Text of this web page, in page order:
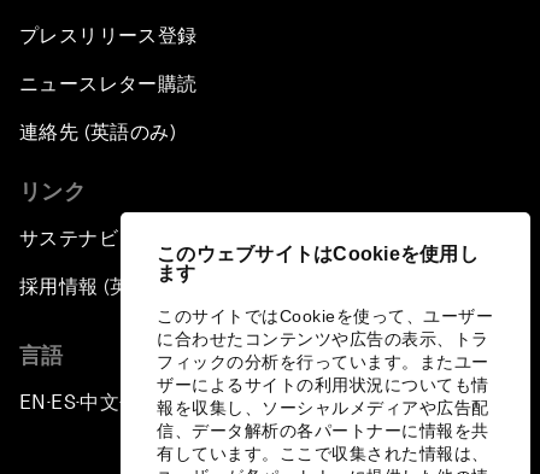
このウェブサイトはCookieを使用し
ます
このサイトではCookieを使って、ユーザー
に合わせたコンテンツや広告の表示、トラ
フィックの分析を行っています。またユー
ザーによるサイトの利用状況についても情
報を収集し、ソーシャルメディアや広告配
信、データ解析の各パートナーに情報を共
有しています。ここで収集された情報は、
プレスリリース登録
ニュースレター購読
連絡先 (英語のみ)
リンク
サステナビリティへの取り組み
採用情報 (英語のみ)
言語
EN ▪ES▪中文▪ 日本語